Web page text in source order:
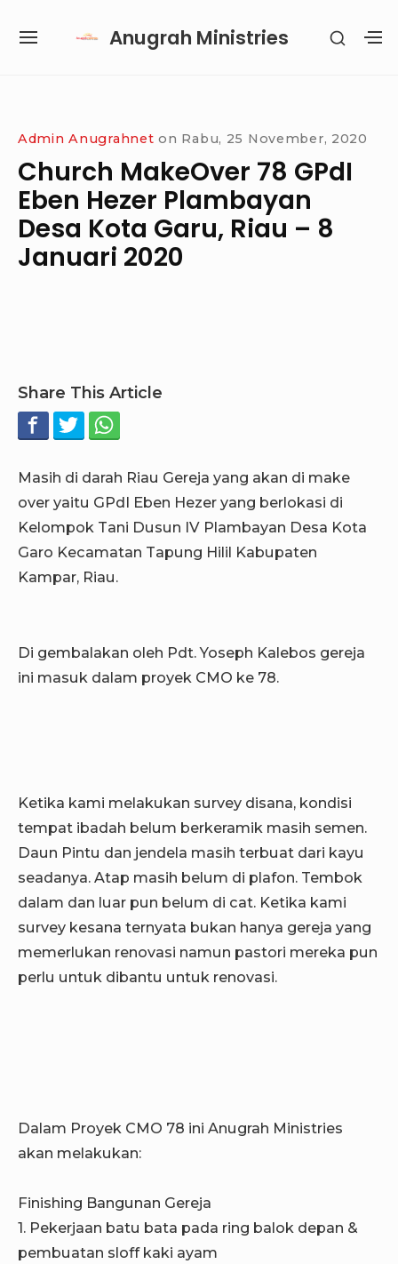
Anugrah Ministries
SITE
SHOW
Admin Anugrahnet on Rabu, 25 November, 2020
Church MakeOver 78 GPdI
Eben Hezer Plambayan
Desa Kota Garu, Riau – 8
Januari 2020
Share This Article
Masih di darah Riau Gereja yang akan di make
over yaitu GPdI Eben Hezer yang berlokasi di
Kelompok Tani Dusun IV Plambayan Desa Kota
Garo Kecamatan Tapung Hilil Kabupaten
Kampar, Riau.
Di gembalakan oleh Pdt. Yoseph Kalebos gereja
ini masuk dalam proyek CMO ke 78.
Ketika kami melakukan survey disana, kondisi
tempat ibadah belum berkeramik masih semen.
Daun Pintu dan jendela masih terbuat dari kayu
seadanya. Atap masih belum di plafon. Tembok
dalam dan luar pun belum di cat. Ketika kami
survey kesana ternyata bukan hanya gereja yang
memerlukan renovasi namun pastori mereka pun
perlu untuk dibantu untuk renovasi.
Dalam Proyek CMO 78 ini Anugrah Ministries
akan melakukan:
Finishing Bangunan Gereja
1. Pekerjaan batu bata pada ring balok depan &
pembuatan sloff kaki ayam